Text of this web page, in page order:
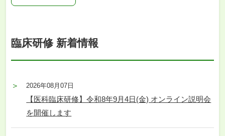
臨床研修 新着情報
2026年08月07日
【医科臨床研修】令和8年9月4日(金) オンライン説明会
を開催します